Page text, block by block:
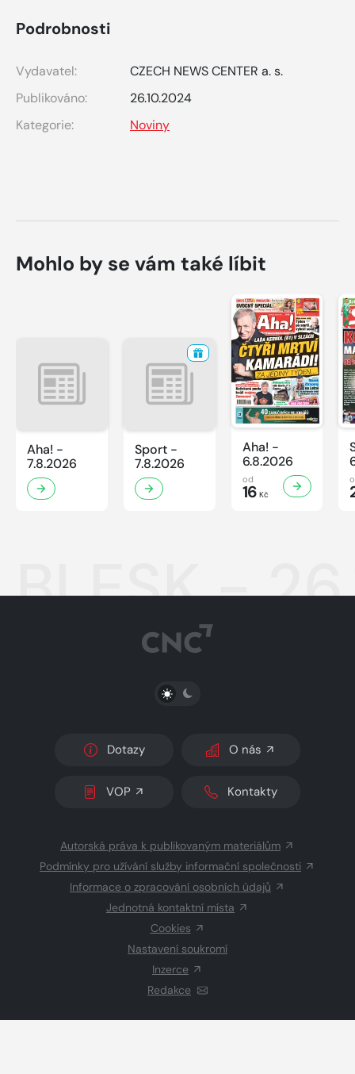
Podrobnosti
Vydavatel:
CZECH NEWS CENTER a. s.
Publikováno:
26.10.2024
Kategorie:
Noviny
Mohlo by se vám také líbit
Aha! -
7.8.2026
Sport -
7.8.2026
Aha! -
6.8.2026
od
16 Kč
BLESK -
PŘEPNOUT SVĚTLÝ/TMAVÝ REŽIM
Dotazy O nás
VOP Kontakty
Autorská práva k publikovaným materiálům
Podmínky pro užívání služby informační společnosti
Informace o zpracování osobních údajů
Jednotná kontaktní místa
Cookies
Nastavení soukromí
Inzerce
Redakce